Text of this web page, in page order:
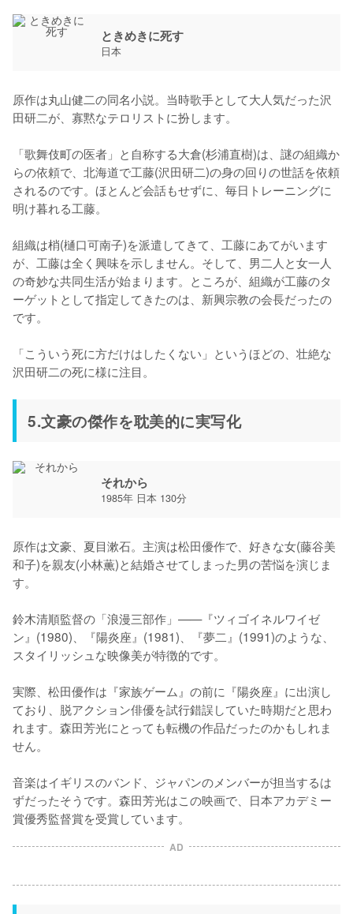
ときめきに死す
日本
原作は丸山健二の同名小説。当時歌手として大人気だった沢
田研二が、寡黙なテロリストに扮します。
「歌舞伎町の医者」と自称する大倉(杉浦直樹)は、謎の組織か
らの依頼で、北海道で工藤(沢田研二)の身の回りの世話を依頼
されるのです。ほとんど会話もせずに、毎日トレーニングに
明け暮れる工藤。
組織は梢(樋口可南子)を派遣してきて、工藤にあてがいます
が、工藤は全く興味を示しません。そして、男二人と女一人
の奇妙な共同生活が始まります。ところが、組織が工藤のタ
ーゲットとして指定してきたのは、新興宗教の会長だったの
です。
「こういう死に方だけはしたくない」というほどの、壮絶な
沢田研二の死に様に注目。
5.文豪の傑作を耽美的に実写化
それから
1985年 日本 130分
原作は文豪、夏目漱石。主演は松田優作で、好きな女(藤谷美
和子)を親友(小林薫)と結婚させてしまった男の苦悩を演じま
す。
鈴木清順監督の「浪漫三部作」——『ツィゴイネルワイゼ
ン』(1980)、『陽炎座』(1981)、『夢二』(1991)のような、
スタイリッシュな映像美が特徴的です。
実際、松田優作は『家族ゲーム』の前に『陽炎座』に出演し
ており、脱アクション俳優を試行錯誤していた時期だと思わ
れます。森田芳光にとっても転機の作品だったのかもしれま
せん。
音楽はイギリスのバンド、ジャパンのメンバーが担当するは
ずだったそうです。森田芳光はこの映画で、日本アカデミー
賞優秀監督賞を受賞しています。
AD